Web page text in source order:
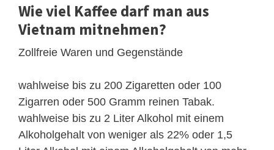
Wie viel Kaffee darf man aus
Vietnam mitnehmen?
Zollfreie Waren und Gegenstände
wahlweise bis zu 200 Zigaretten oder 100
Zigarren oder 500 Gramm reinen Tabak.
wahlweise bis zu 2 Liter Alkohol mit einem
Alkoholgehalt von weniger als 22% oder 1,5